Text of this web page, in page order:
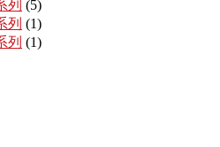
列 (5)
列 (1)
列 (1)